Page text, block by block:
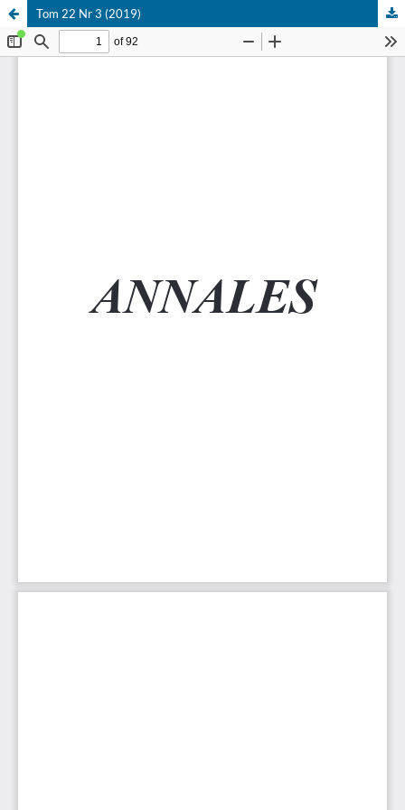
Tom 22 Nr 3 (2019)